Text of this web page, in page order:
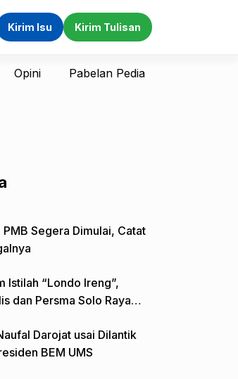
Kirim Isu Kirim Tulisan
Opini Pabelan Pedia
PMB Segera Dimulai, Catat
Istilah “Londo Ireng”,
dan Persma Solo Raya
Darojat usai Dilantik
BEM UMS